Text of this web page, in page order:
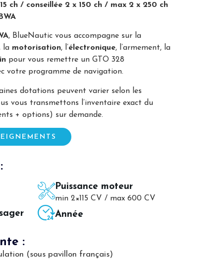
ch / conseillée 2 x 150 ch / max 2 x 250 ch
, BlueNautic vous accompagne sur la
la motorisation, l’électronique, l’armement, la
pour vous remettre un GTO 328
votre programme de navigation.
dotations peuvent varier selon les
vous transmettons l’inventaire exact du
+ options) sur demande.
Puissance moteur
min 2×115 CV / max 600 CV
Année
:
(sous pavillon français)